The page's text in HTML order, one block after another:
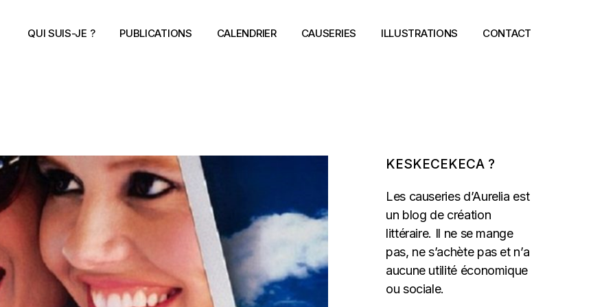
QUI SUIS-JE ? PUBLICATIONS CALENDRIER CAUSERIES ILLUSTRATIONS CONTACT
KESKECEKECA ?
Les causeries d’Aurelia est
un blog de création
littéraire. Il ne se mange
pas, ne s’achète pas et n’a
aucune utilité économique
ou sociale.